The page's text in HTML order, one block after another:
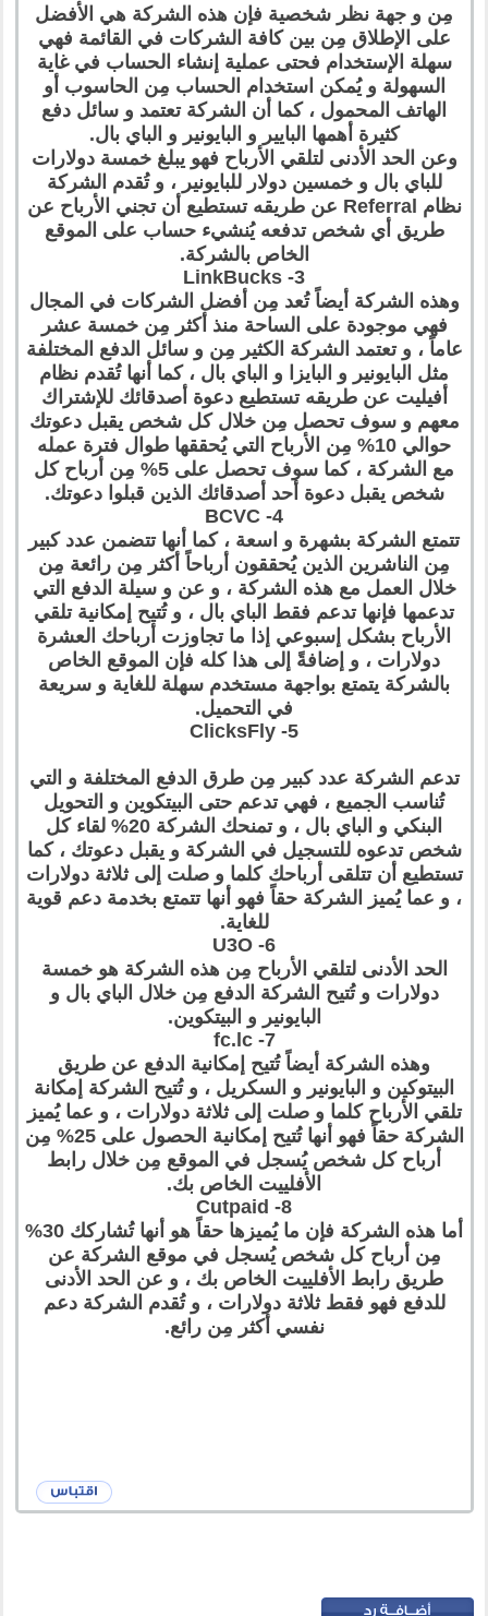
مِن و جهة نظر شخصية فإن هذه الشركة هي الأفضل
على الإطلاق مِن بين كافة الشركات في القائمة فهي
سهلة الإستخدام فحتى عملية إنشاء الحساب في غاية
السهولة و يُمكن استخدام الحساب مِن الحاسوب أو
الهاتف المحمول ، كما أن الشركة تعتمد و سائل دفع
كثيرة أهمها البايير و البايونير و الباي بال.
وعن الحد الأدنى لتلقي الأرباح فهو يبلغ خمسة دولارات
للباي بال و خمسين دولار للبايونير ، و تُقدم الشركة
نظام Referral عن طريقه تستطيع أن تجني الأرباح عن
طريق أي شخص تدفعه يُنشيء حساب على الموقع
الخاص بالشركة.
3- LinkBucks
وهذه الشركة أيضاً تُعد مِن أفضل الشركات في المجال
فهي موجودة على الساحة منذ أكثر مِن خمسة عشر
عاماً ، و تعتمد الشركة الكثير مِن و سائل الدفع المختلفة
مثل البايونير و البايزا و الباي بال ، كما أنها تُقدم نظام
أفيليت عن طريقه تستطيع دعوة أصدقائك للإشتراك
معهم و سوف تحصل مِن خلال كل شخص يقبل دعوتك
حوالي 10% مِن الأرباح التي يُحققها طوال فترة عمله
مع الشركة ، كما سوف تحصل على 5% مِن أرباح كل
شخص يقبل دعوة أحد أصدقائك الذين قبلوا دعوتك.
4- BCVC
تتمتع الشركة بشهرة و اسعة ، كما أنها تتضمن عدد كبير
مِن الناشرين الذين يُحققون أرباحاً أكثر مِن رائعة مِن
خلال العمل مع هذه الشركة ، و عن و سيلة الدفع التي
تدعمها فإنها تدعم فقط الباي بال ، و تُتيح إمكانية تلقي
الأرباح بشكل إسبوعي إذا ما تجاوزت أرباحك العشرة
دولارات ، و إضافةً إلى هذا كله فإن الموقع الخاص
بالشركة يتمتع بواجهة مستخدم سهلة للغاية و سريعة
في التحميل.
5- ClicksFly
تدعم الشركة عدد كبير مِن طرق الدفع المختلفة و التي
تُناسب الجميع ، فهي تدعم حتى البيتكوين و التحويل
البنكي و الباي بال ، و تمنحك الشركة 20% لقاء كل
شخص تدعوه للتسجيل في الشركة و يقبل دعوتك ، كما
تستطيع أن تتلقى أرباحك كلما و صلت إلى ثلاثة دولارات
، و عما يُميز الشركة حقاً فهو أنها تتمتع بخدمة دعم قوية
للغاية.
6- U3O
الحد الأدنى لتلقي الأرباح مِن هذه الشركة هو خمسة
دولارات و تُتيح الشركة الدفع مِن خلال الباي بال و
البايونير و البيتكوين.
7- fc.lc
وهذه الشركة أيضاً تُتيح إمكانية الدفع عن طريق
البيتوكين و البايونير و السكريل ، و تُتيح الشركة إمكانة
تلقي الأرباح كلما و صلت إلى ثلاثة دولارات ، و عما يُميز
الشركة حقاً فهو أنها تُتيح إمكانية الحصول على 25% مِن
أرباح كل شخص يُسجل في الموقع مِن خلال رابط
الأفلييت الخاص بك.
8- Cutpaid
أما هذه الشركة فإن ما يُميزها حقاً هو أنها تُشاركك 30%
مِن أرباح كل شخص يُسجل في موقع الشركة عن
طريق رابط الأفلييت الخاص بك ، و عن الحد الأدنى
للدفع فهو فقط ثلاثة دولارات ، و تُقدم الشركة دعم
نفسي أكثر مِن رائع.